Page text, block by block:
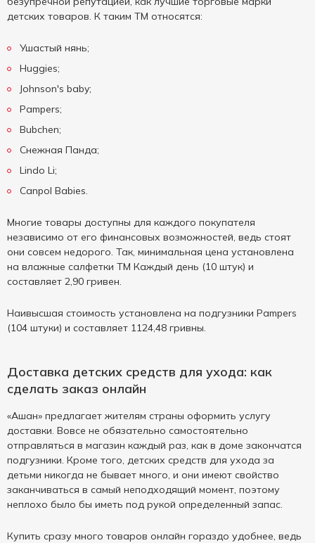
детских товаров. К таким ТМ относятся:
Ушастый нянь;
Huggies;
Johnson's baby;
Pampers;
Bubchen;
Снежная Панда;
Lindo Li;
Canpol Babies.
Многие товары доступны для каждого покупателя
независимо от его финансовых возможностей, ведь стоят
они совсем недорого. Так, минимальная цена установлена
на влажные салфетки ТМ Каждый день (10 штук) и
составляет 2,90 гривен.
Наивысшая стоимость установлена на подгузники Pampers
(104 штуки) и составляет 1124,48 гривны.
Доставка детских средств для ухода: как
сделать заказ онлайн
«Ашан» предлагает жителям страны оформить услугу
доставки. Вовсе не обязательно самостоятельно
отправляться в магазин каждый раз, как в доме закончатся
подгузники. Кроме того, детских средств для ухода за
детьми никогда не бывает много, и они имеют свойство
заканчиваться в самый неподходящий момент, поэтому
неплохо было бы иметь под рукой определенный запас.
Купить сразу много товаров онлайн гораздо удобнее, ведь